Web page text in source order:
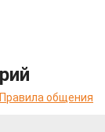
Правила общения